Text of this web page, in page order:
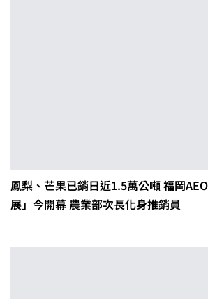
鳳梨、芒果已銷日近1.5萬公噸 福岡
展」今開幕 農業部次長化身推銷員